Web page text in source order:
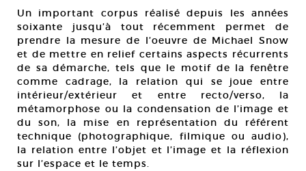
Un important corpus réalisé depuis les années
soixante jusqu’à tout récemment permet de
prendre la mesure de l’oeuvre de Michael Snow
et de mettre en relief certains aspects récurrents
de sa démarche, tels que le motif de la fenêtre
comme cadrage, la relation qui se joue entre
intérieur/extérieur et entre recto/verso, la
métamorphose ou la condensation de l’image et
du son, la mise en représentation du référent
technique (photographique, filmique ou audio),
la relation entre l’objet et l’image et la réflexion
sur l’espace et le temps.